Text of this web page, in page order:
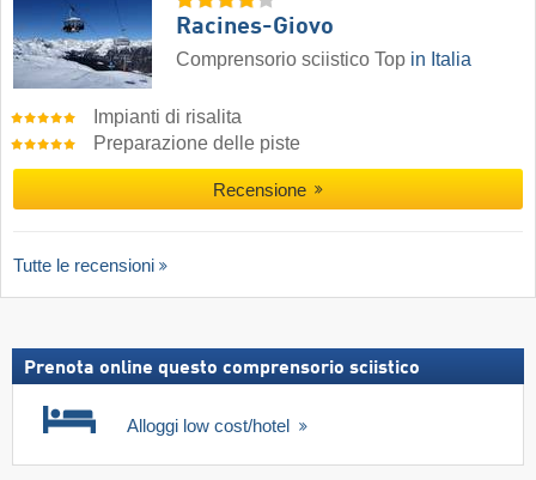
Racines-Giovo
Comprensorio sciistico Top in Italia
Impianti di risalita
Preparazione delle piste
Recensione
Tutte le recensioni
Prenota online questo comprensorio sciistico
Alloggi low cost/hotel